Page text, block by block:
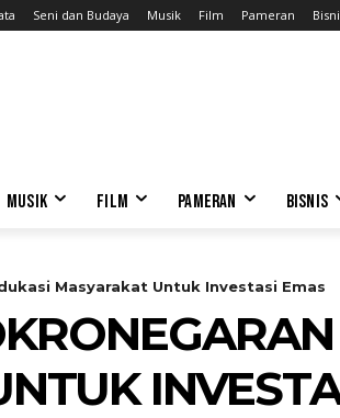
Seni dan Budaya Musik Film Pameran
MUSIK FILM PAMERAN BISNIS
Masyarakat Untuk Investasi Emas